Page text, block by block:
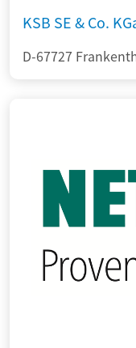
KSB SE & Co.
D-67727